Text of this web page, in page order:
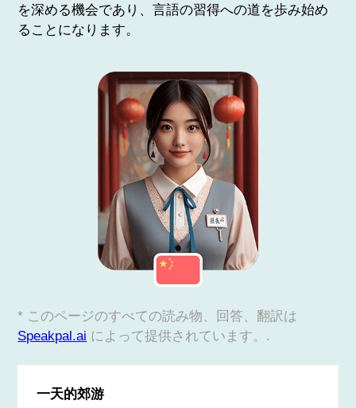
を深める機会であり、言語の習得への道を歩み始め
ることになります。
* このページのすべての読み物、回答、翻訳は
Speakpal.ai によって提供されています。.
一天的郊游